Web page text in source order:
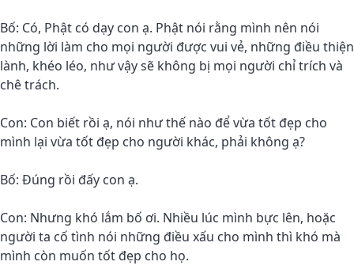
Bố: Có, Phật có dạy con ạ. Phật nói rằng mình nên nói
những lời làm cho mọi người được vui vẻ, những điều thiện
lành, khéo léo, như vậy sẽ không bị mọi người chỉ trích và
chê trách.
Con: Con biết rồi ạ, nói như thế nào để vừa tốt đẹp cho
mình lại vừa tốt đẹp cho người khác, phải không ạ?
Bố: Đúng rồi đấy con ạ.
Con: Nhưng khó lắm bố ơi. Nhiều lúc mình bực lên, hoặc
người ta cố tình nói những điều xấu cho mình thì khó mà
mình còn muốn tốt đẹp cho họ.